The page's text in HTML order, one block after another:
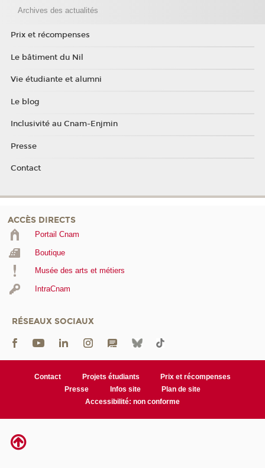
Archives des actualités
Prix et récompenses
Le bâtiment du Nil
Vie étudiante et alumni
Le blog
Inclusivité au Cnam-Enjmin
Presse
Contact
ACCÈS DIRECTS
Portail Cnam
Boutique
Musée des arts et métiers
IntraCnam
RÉSEAUX SOCIAUX
Contact Projets étudiants
Prix et récompenses
Presse
Infos site
Plan de site
Accessibilité: non conforme